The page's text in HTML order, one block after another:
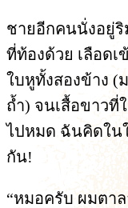
ชายอีกคนนั่งอยู่
ที่ท้องด้วย เลือดเ
ใบหูทั้งสองข้าง (
ถ้ำ) จนเสื้อขาวที่
ไปหมด ฉันคิดใน
กัน!
“หมอครับ ผมตา